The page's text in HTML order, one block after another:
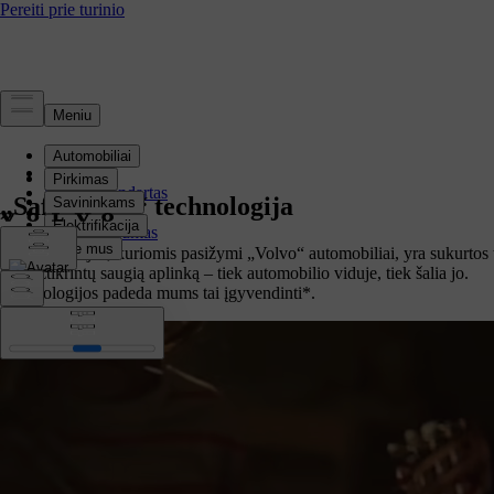
Saugumas
Apžvalga
Saugos standartas
Technologijos
Vaikų saugumas
Paveldas
„Safe Space“ technologija
Visos funkcijos, kuriomis pasižymi „Volvo“ automobiliai, yra sukurtos
kad užtikrintų saugią aplinką – tiek automobilio viduje, tiek šalia jo.
Technologijos padeda mums tai įgyvendinti*.